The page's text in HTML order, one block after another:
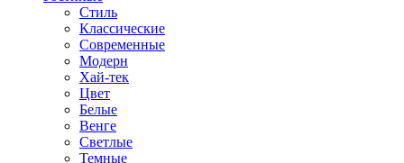
Стиль
Классические
Современные
Модерн
Хай-тек
Цвет
Белые
Венге
Светлые
Темные